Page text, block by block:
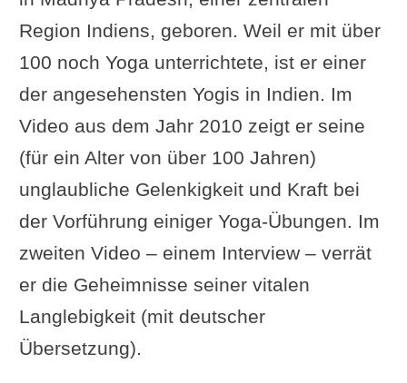
Und dann wären da noch diese
Videos ...
Der Yogahund und sein
Herrchen
Ergänzung oder Frage von dir
Region Indiens, geboren. Weil er mit über
100 noch Yoga unterrichtete, ist er einer
der angesehensten Yogis in Indien. Im
Video aus dem Jahr 2010 zeigt er seine
(für ein Alter von über 100 Jahren)
unglaubliche Gelenkigkeit und Kraft bei
der Vorführung einiger Yoga-Übungen. Im
zweiten Video – einem Interview – verrät
er die Geheimnisse seiner vitalen
Langlebigkeit (mit deutscher
Übersetzung).